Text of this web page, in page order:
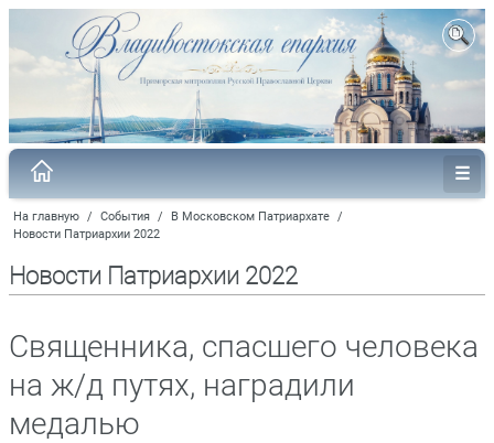
На главную / События / В Московском Патриархате /
Новости Патриархии 2022
Новости Патриархии 2022
Священника, спасшего человека
на ж/д путях, наградили
медалью